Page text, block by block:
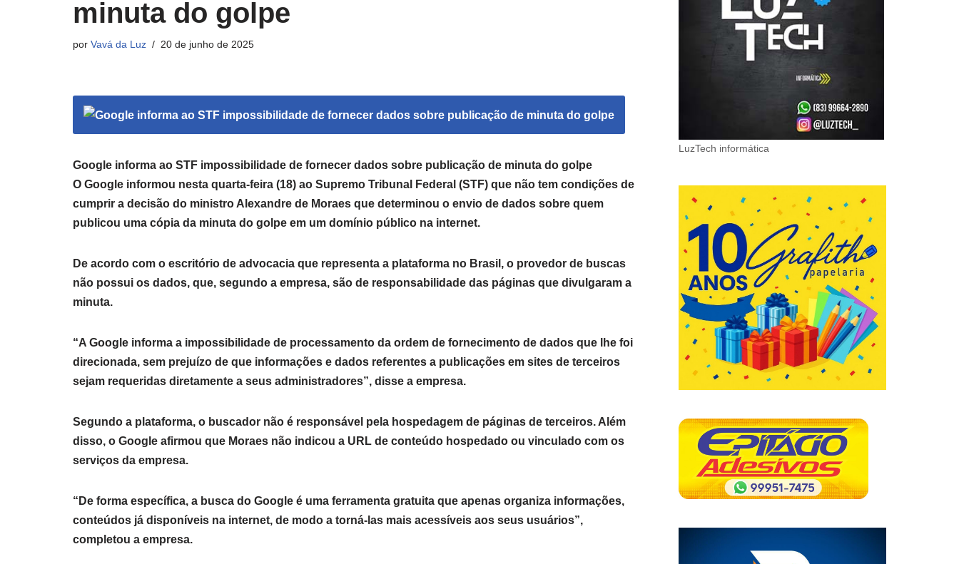
minuta do golpe
por Vavá da Luz 20 de junho de 2025
Google informa ao STF impossibilidade de fornecer dados sobre publicação de minuta do golpe
O Google informou nesta quarta-feira (18) ao Supremo Tribunal Federal (STF) que não tem condições de
cumprir a decisão do ministro Alexandre de Moraes que determinou o envio de dados sobre quem
publicou uma cópia da minuta do golpe em um domínio público na internet.
De acordo com o escritório de advocacia que representa a plataforma no Brasil, o provedor de buscas
não possui os dados, que, segundo a empresa, são de responsabilidade das páginas que divulgaram a
minuta.
“A Google informa a impossibilidade de processamento da ordem de fornecimento de dados que lhe foi
direcionada, sem prejuízo de que informações e dados referentes a publicações em sites de terceiros
sejam requeridas diretamente a seus administradores”, disse a empresa.
Segundo a plataforma, o buscador não é responsável pela hospedagem de páginas de terceiros. Além
disso, o Google afirmou que Moraes não indicou a URL de conteúdo hospedado ou vinculado com os
serviços da empresa.
“De forma específica, a busca do Google é uma ferramenta gratuita que apenas organiza informações,
conteúdos já disponíveis na internet, de modo a torná-las mais acessíveis aos seus usuários”,
completou a empresa.
LuzTech informática